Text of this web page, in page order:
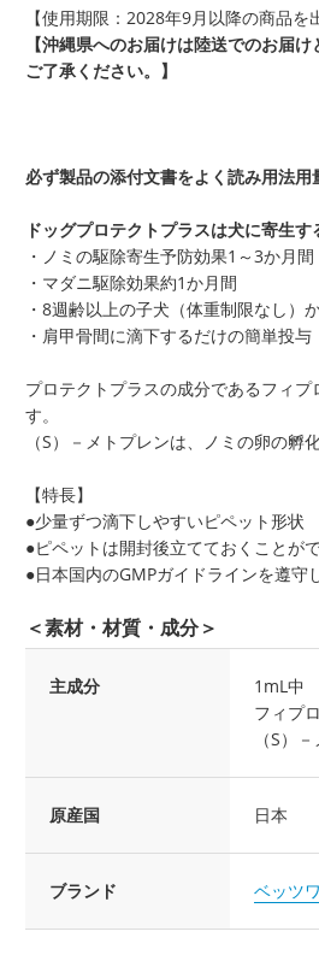
【使用期限：2028年9月以降の商品を
【沖縄県へのお届けは陸送でのお届
ご了承ください。】
必ず製品の添付文書をよく読み用法用
ドッグプロテクトプラスは犬に寄生
・ノミの駆除寄生予防効果1～3か月間
・マダニ駆除効果約1か月間
・8週齢以上の子犬（体重制限なし）
・肩甲骨間に滴下するだけの簡単投与
プロテクトプラスの成分であるフィ
す。
（S）－メトプレンは、ノミの卵の孵
【特長】
●少量ずつ滴下しやすいピペット形状
●ピペットは開封後立てておくことが
●日本国内のGMPガイドラインを遵守
＜素材・材質・成分＞
主成分
1mL中
フィプ
（S）
原産国 日本
ブランド ベッツ